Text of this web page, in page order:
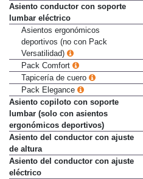
Asiento conductor con soporte
lumbar eléctrico
Asientos ergonómicos
deportivos (no con Pack
Versatilidad)
Pack Comfort
Tapicería de cuero
Pack Elegance
Asiento copiloto con soporte
lumbar (solo con asientos
ergonómicos deportivos)
Asiento del conductor con ajuste
de altura
Asiento del conductor con ajuste
eléctrico